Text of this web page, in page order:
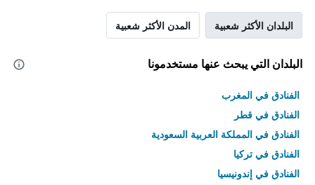
البلدان الأكثر شعبية المدن الأكثر شعبية
البلدان التي يبحث عنها مستخدمونا
الفنادق في المغرب
الفنادق في قطر
الفنادق في المملكة العربية السعودية
الفنادق في تركيا
الفنادق في إندونيسيا